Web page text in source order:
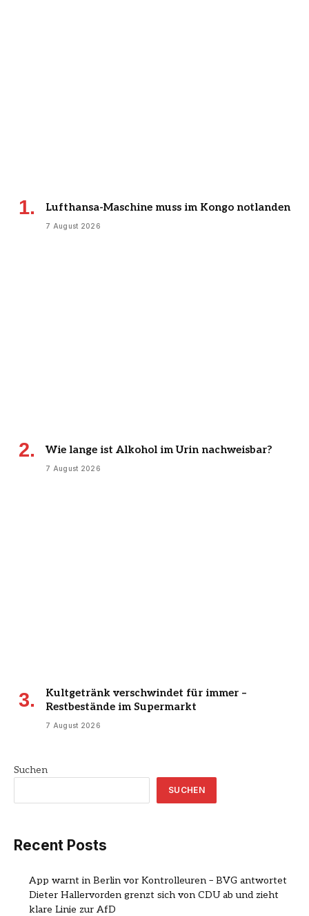
Lufthansa-Maschine muss im Kongo notlanden
7 August 2026
Wie lange ist Alkohol im Urin nachweisbar?
7 August 2026
Kultgetränk verschwindet für immer –
Restbestände im Supermarkt
7 August 2026
Suchen
SUCHEN
Recent Posts
App warnt in Berlin vor Kontrolleuren – BVG antwortet
Dieter Hallervorden grenzt sich von CDU ab und zieht
klare Linie zur AfD